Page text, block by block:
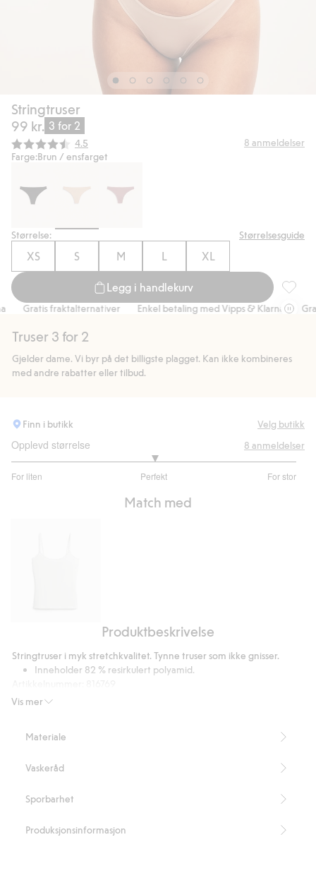
Stringtruser
99 kr. 3 for 2
Gjennomsnittskarakter:
4.5 8 anmeldelser
Farge:Brun / ensfarget
Størrelse: Størrelsesguide
XS S M L XL
Legg i handlekurv
Gratis fraktalternativer Enkel betaling med Vipps & Klarna Gratis
Truser 3 for 2
Gjelder dame. Vi byr på det billigste plagget. Kan ikke kombineres
med andre rabatter eller tilbud.
Finn i butikk Velg butikk
Opplevd størrelse
For liten Perfekt For stor
av
8 anmeldelser
Match med
tynne
Produktbeskrivelse
Vis mer
Stringtruser i myk stretchkvalitet. Tynne truser som ikke gnisser.
Inneholder 82 % resirkulert polyamid.
Blended Recycled Polyamide
Materiale
Vaskeråd
Sporbarhet
Produksjonsinformasjon